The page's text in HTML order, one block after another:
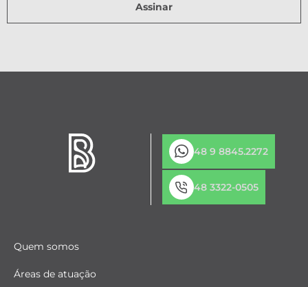
Assinar
48 9 8845.2272
48 3322-0505
Quem somos
Áreas de atuação